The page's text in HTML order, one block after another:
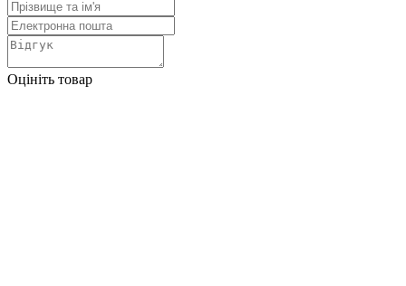
Оцініть товар